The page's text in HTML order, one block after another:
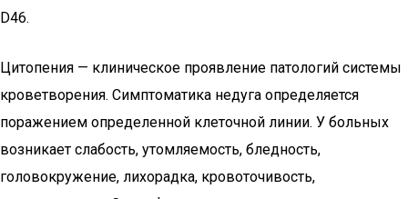
D46.
Цитопения — клиническое проявление патологий системы
кроветворения. Симптоматика недуга определяется
поражением определенной клеточной линии. У больных
возникает слабость, утомляемость, бледность,
головокружение, лихорадка, кровоточивость,